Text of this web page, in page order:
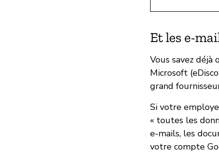
Et les e-
Vous savez
Microsoft
grand
Si votre
« toutes les
e-mails, les
votre compte